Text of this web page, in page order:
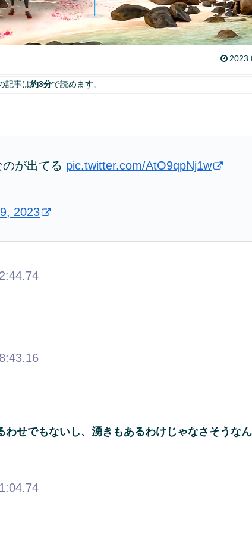
記事は約3分で読めます。
が出てる pic.twitter.com/AtO9qpNj1w
2023
せでもないし、湧きもあるわけじゃなさそうな